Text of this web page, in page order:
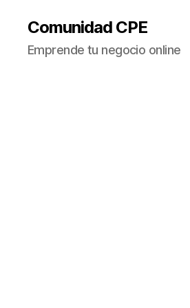
Comunidad CPE
Emprende tu negocio online